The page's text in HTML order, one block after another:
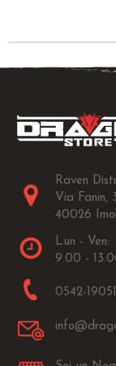
Raven
Via Fanin,
40026
Lun - Ven:
9.00 -
0542-